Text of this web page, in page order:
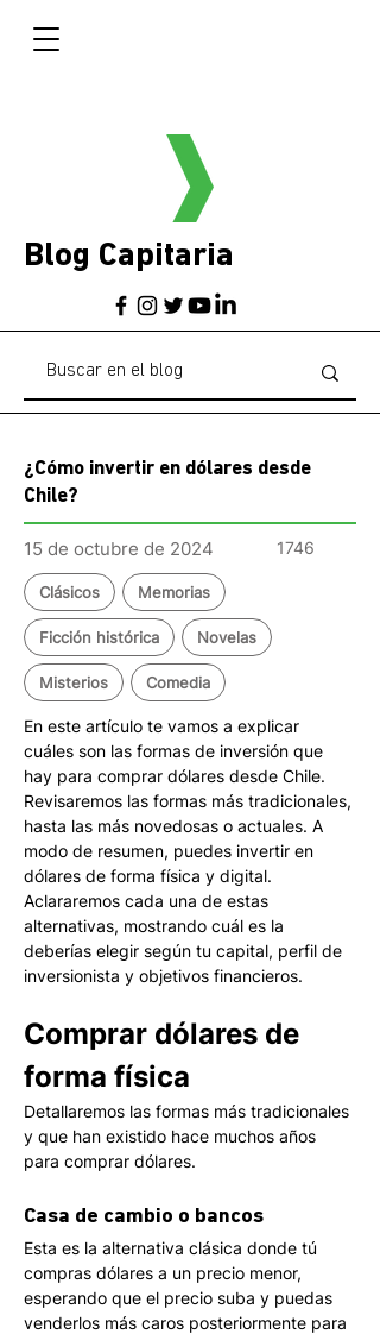
Blog Capitaria
¿Cómo invertir en dólares desde
Chile?
15 de octubre de 2024 1746
Clásicos Memorias
Ficción histórica Novelas
Misterios Comedia
En este artículo te vamos a explicar
cuáles son las formas de inversión que
hay para comprar dólares desde Chile.
Revisaremos las formas más tradicionales,
hasta las más novedosas o actuales. A
modo de resumen, puedes invertir en
dólares de forma física y digital.
Aclararemos cada una de estas
alternativas, mostrando cuál es la
deberías elegir según tu capital, perfil de
inversionista y objetivos financieros.
Comprar dólares de
forma física
Detallaremos las formas más tradicionales
y que han existido hace muchos años
para comprar dólares.
Casa de cambio o bancos
Esta es la alternativa clásica donde tú
compras dólares a un precio menor,
esperando que el precio suba y puedas
venderlos más caros posteriormente para